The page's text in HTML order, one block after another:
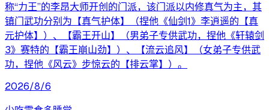
称“力王”的李昂大师开创的门派，该门派以内修真气为主，其
镇门武功分别为【真气护体】（捏他《仙剑1》李逍遥的【真
元护体】）、【霸王开山】（男弟子专供武功，捏他《轩辕剑
3》赛特的【霸王崩山劲】）、【流云追风】（女弟子专供武
功，捏他《风云》步惊云的【排云掌】）。
2026/8/6